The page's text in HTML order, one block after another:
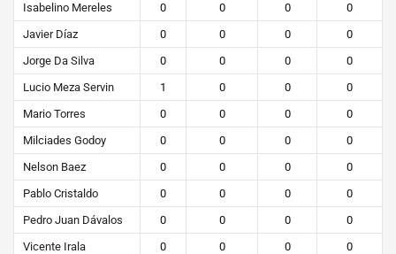
Isabelino Mereles 0 0 0
0
Javier Díaz
0 0 0
0
Jorge Da Silva
0 0 0
0
Lucio Meza Servin
1 0 0
0
Mario Torres
0 0 0
0
Milciades Godoy
0 0 0
0
Nelson Baez
0 0 0
0
Pablo Cristaldo
0 0 0
0
Pedro Juan Dávalos
0 0 0
0
Vicente Irala
0 0 0
0